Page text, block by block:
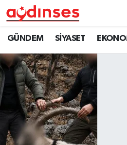
GÜNDEM SİYASET
GÜNDEM
SİYASET
EKONOMİ
DÜNYA
SPOR
Nöbetçi Eczaneler
Hava Durumu
Aydin Namaz Vakitleri
Trafik Durumu
Süper Lig Puan Durumu ve